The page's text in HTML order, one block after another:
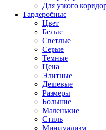
Для узкого
Гардеробные
Цвет
Белые
Светлые
Серые
Темные
Цена
Элитные
Дешевые
Размеры
Большие
Маленькие
Стиль
Минимализм